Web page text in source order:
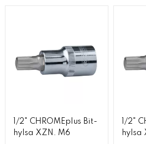
1/2" CHROMEplus Bit-
hylsa XZN. M6
1/2"
hylsa